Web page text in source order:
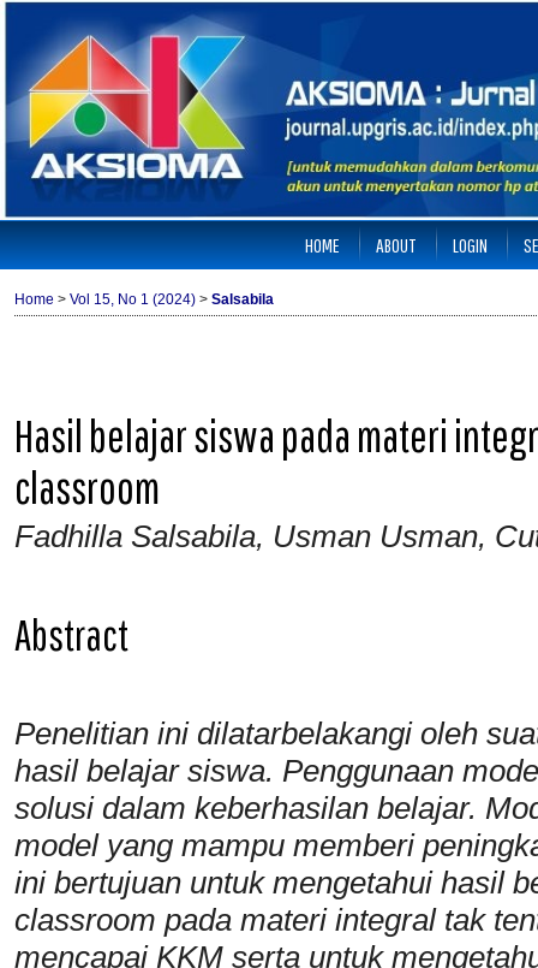
HOME ABOUT LOGIN
Home > Vol 15, No 1 (2024) > Salsabila
Hasil belajar siswa pada materi
classroom
Fadhilla Salsabila, Usman Usman,
Abstract
Penelitian ini dilatarbelakangi oleh
hasil belajar siswa. Penggunaan
solusi dalam keberhasilan belajar.
model yang mampu memberi
ini bertujuan untuk mengetahui hasil
classroom pada materi integral tak
mencapai KKM serta untuk